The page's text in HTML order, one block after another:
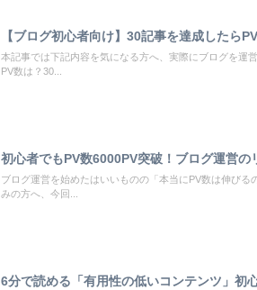
【ブログ初心者向け】30記事を達成したら
本記事では下記内容を気になる方へ、実際にブログを運
PV数は？30...
初心者でもPV数6000PV突破！ブログ運営の
ブログ運営を始めたはいいものの「本当にPV数は伸び
みの方へ、今回...
6分で読める「有用性の低いコンテンツ」初